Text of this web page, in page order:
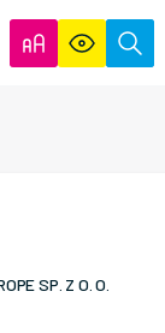
SP. Z O. O.